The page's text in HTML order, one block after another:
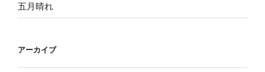
五月晴れ
アーカイブ